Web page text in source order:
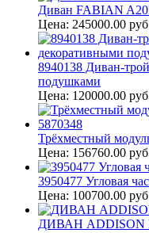
Диван FABIAN
Цена: 245000.00
8940138 Диван-
подушками
Цена: 120000.00
Трёхместный
Цена: 156760.00
3950477 Угловая
Цена: 100700.00
ДИВАН ADDISON